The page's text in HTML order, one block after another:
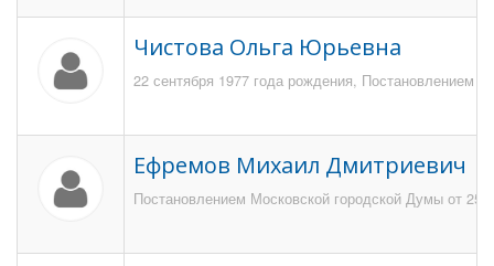
Чистова Ольга Юрьевна
22 сентября 1977 года рождения, Постановлением
Ефремов Михаил Дмитриевич
Постановлением Московской городской Думы от